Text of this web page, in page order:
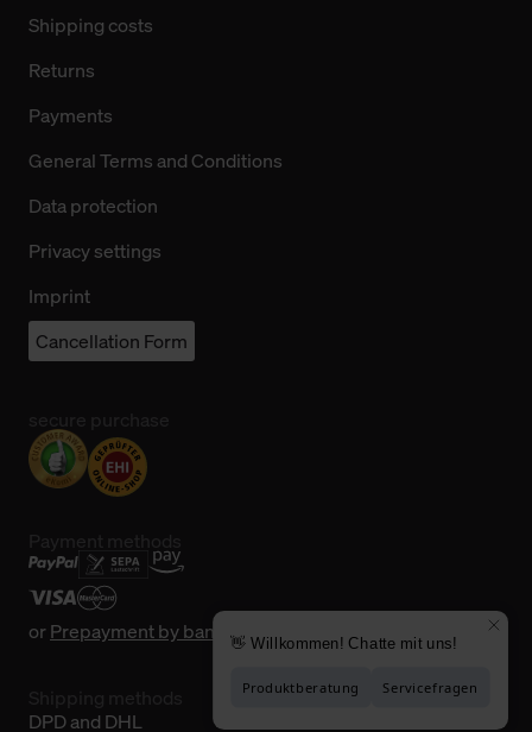
Shipping costs
Returns
Payments
General Terms and Conditions
Data protection
Privacy settings
Imprint
Cancellation Form
orPrepayment by bank transfer
DPD and DHL